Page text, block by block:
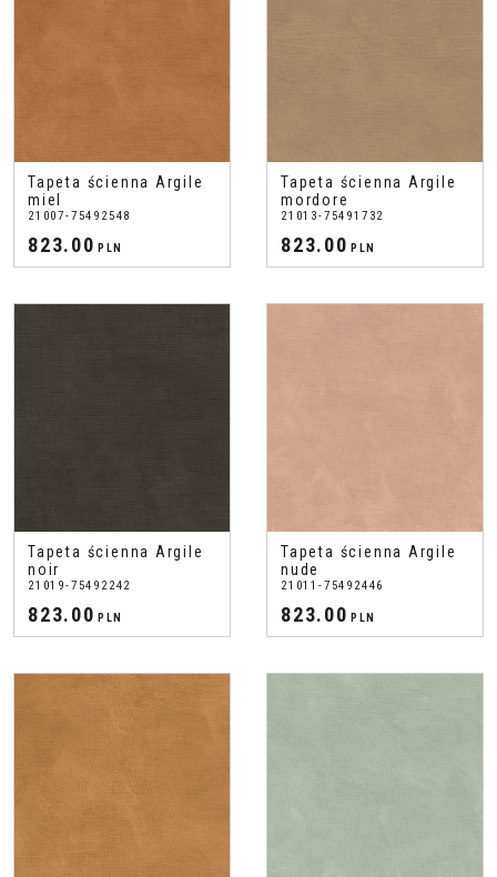
Tapeta ścienna Argile
miel
21007-75492548
823.00 PLN
Tapeta ścienna Argile
mordore
21013-75491732
823.00 PLN
Tapeta ścienna Argile
noir
21019-75492242
823.00 PLN
Tapeta ścienna Argile
nude
21011-75492446
823.00 PLN